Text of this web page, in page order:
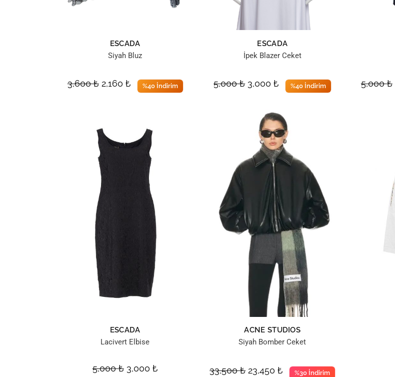
ESCADA
Siyah Bluz
3,600₺ 2,160 ₺ %40 İndirim
ESCADA
İpek Blazer Ceket
5,000₺ 3,000₺ %40 İndirim 5,000₺
ESCADA
Lacivert Elbise
5,000₺ 3,000 ₺
ACNE STUDIOS
Siyah Bomber Ceket
33,500₺ 23,450₺ %30 İndirim